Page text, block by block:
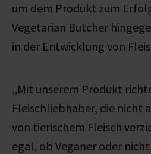
um dem Produkt zum
Vegetarian Butcher
in der Entwicklung von
„Mit unserem Produkt
Fleischliebhaber, die nicht
von tierischem Fleisch
egal, ob Veganer oder